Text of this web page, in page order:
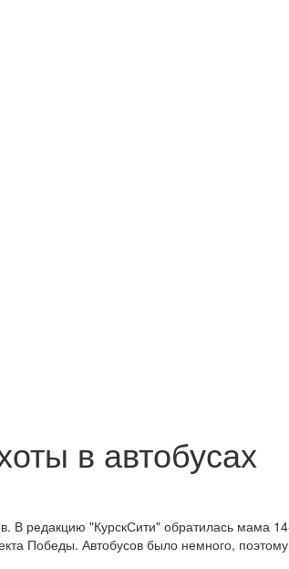
в автобусах
В редакцию "КурскСити" обратилась мама
Победы. Автобусов было немного,